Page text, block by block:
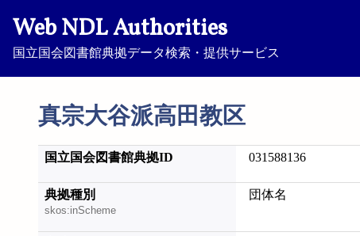
Web NDL Authorities
国立国会図書館典拠データ検索・提供サービス
真宗大谷派高田教区
国立国会図書館典拠ID 031588136
典拠種別
skos:inScheme
団体名